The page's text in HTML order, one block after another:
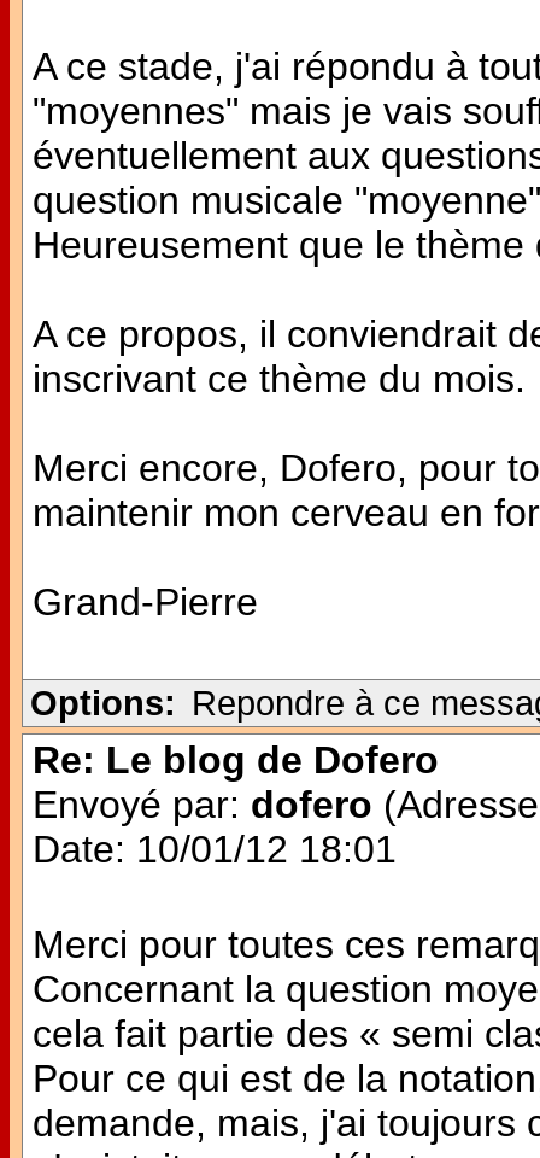
A ce stade, j'ai répondu à
"moyennes" mais je vais
éventuellement aux
question musicale
Heureusement que le
A ce propos, il conviendrait
inscrivant ce thème du mois.
Merci encore, Dofero, pour
maintenir mon cerveau en
Grand-Pierre
Options: Repondre à ce
Re: Le blog de Dofero
Envoyé par: dofero
Date: 10/01/12 18:01
Merci pour toutes ces
Concernant la question
cela fait partie des « semi
Pour ce qui est de la
demande, mais, j'ai toujours